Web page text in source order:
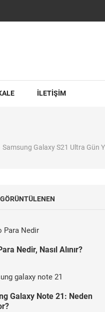
İLETİŞİM
Samsung Galaxy S21 Ultra Gün
Nedir, Nasıl Alınır?
Galaxy Note 21: Neden